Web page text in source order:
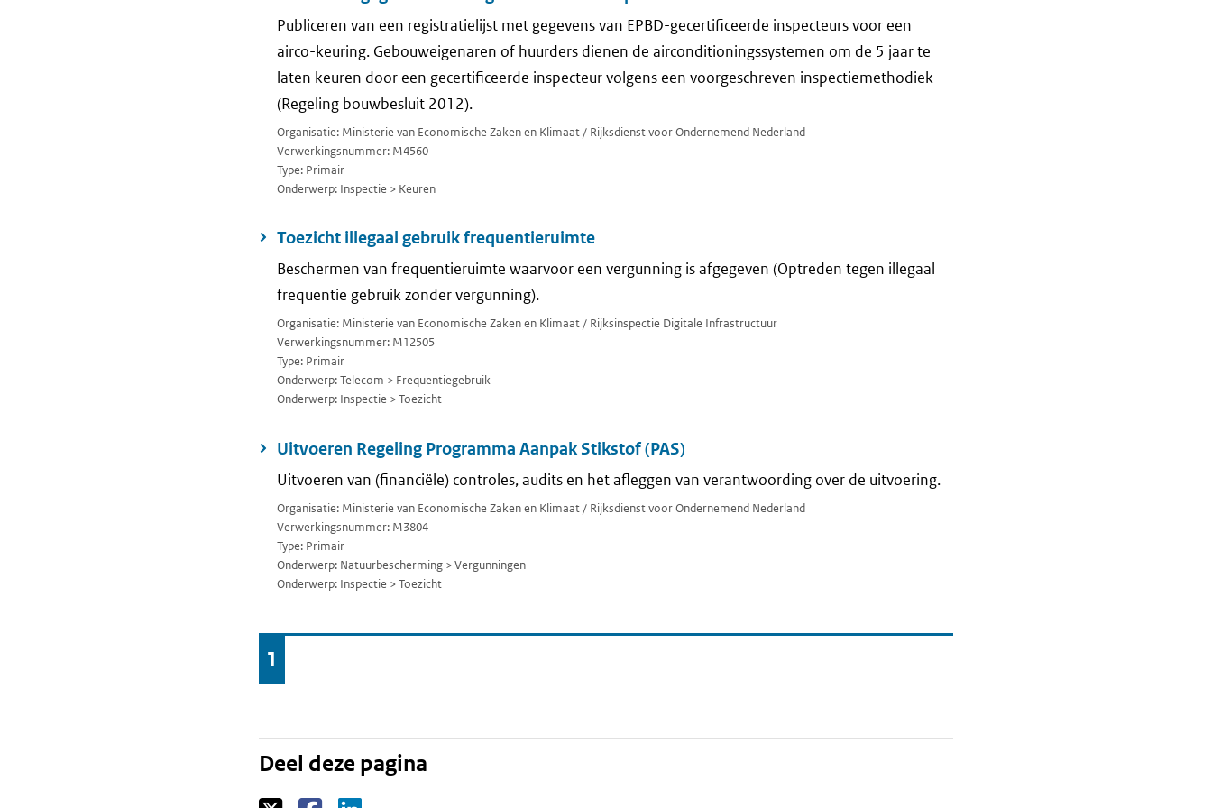
Publiceren van een registratielijst met gegevens van EPBD-gecertificeerde inspecteurs voor een
airco-keuring. Gebouweigenaren of huurders dienen de airconditioningssystemen om de 5 jaar te
laten keuren door een gecertificeerde inspecteur volgens een voorgeschreven inspectiemethodiek
(Regeling bouwbesluit 2012).
Organisatie: Ministerie van Economische Zaken en Klimaat / Rijksdienst voor Ondernemend Nederland
Verwerkingsnummer: M4560
Type: Primair
Onderwerp: Inspectie > Keuren
Toezicht illegaal gebruik frequentieruimte
Beschermen van frequentieruimte waarvoor een vergunning is afgegeven (Optreden tegen illegaal
frequentie gebruik zonder vergunning).
Organisatie: Ministerie van Economische Zaken en Klimaat / Rijksinspectie Digitale Infrastructuur
Verwerkingsnummer: M12505
Type: Primair
Onderwerp: Telecom > Frequentiegebruik
Onderwerp: Inspectie > Toezicht
Uitvoeren Regeling Programma Aanpak Stikstof (PAS)
Uitvoeren van (financiële) controles, audits en het afleggen van verantwoording over de uitvoering.
Organisatie: Ministerie van Economische Zaken en Klimaat / Rijksdienst voor Ondernemend Nederland
Verwerkingsnummer: M3804
Type: Primair
Onderwerp: Natuurbescherming > Vergunningen
Onderwerp: Inspectie > Toezicht
naar
Pagina
1
Deel deze pagina